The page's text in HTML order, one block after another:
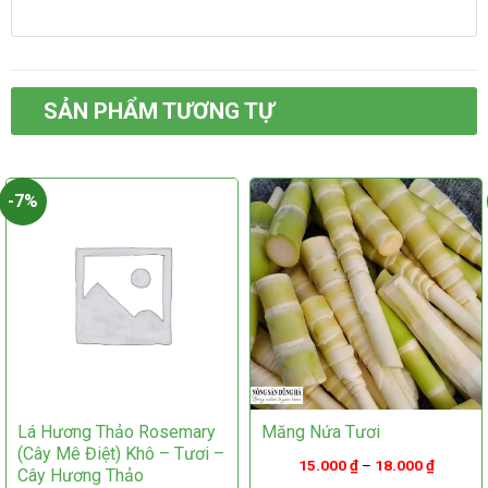
có
thể.
Các
chọn
trên
trang
sản
nhiều
thể.
thể
được
chọn
trên
trang
sản
phẩm
SẢN PHẨM TƯƠNG TỰ
-7%
Lá Hương Thảo Rosemary
(cây Mê Điệt) Khô – Tươi –
Cây Hương Thảo
Măng Nứa Tươi
15.000₫– 18.000₫